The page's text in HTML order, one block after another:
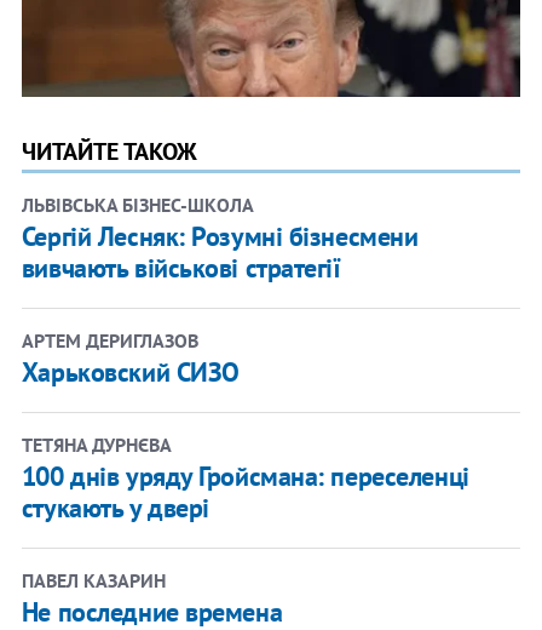
ЧИТАЙТЕ ТАКОЖ
ЛЬВІВСЬКА БІЗНЕС-ШКОЛА
Сергій Лесняк: Розумні бізнесмени
вивчають військові стратегії
АРТЕМ ДЕРИГЛАЗОВ
Харьковский СИЗО
ТЕТЯНА ДУРНЄВА
100 днів уряду Гройсмана: переселенці
стукають у двері
ПАВЕЛ КАЗАРИН
Не последние времена